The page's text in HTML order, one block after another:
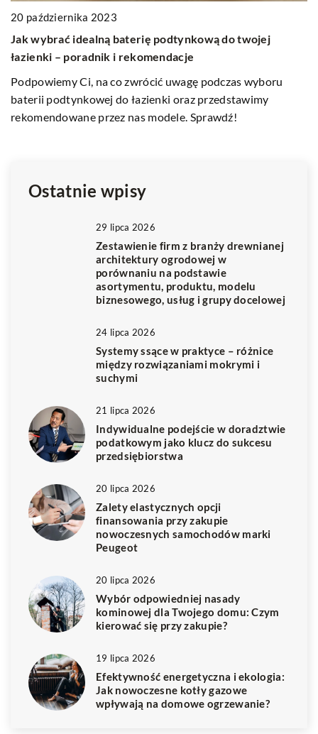
20 października 2023
Jak wybrać idealną baterię podtynkową do twojej
łazienki – poradnik i rekomendacje
Podpowiemy Ci, na co zwrócić uwagę podczas wyboru
baterii podtynkowej do łazienki oraz przedstawimy
rekomendowane przez nas modele. Sprawdź!
Ostatnie wpisy
29 lipca 2026
Zestawienie firm z branży drewnianej
architektury ogrodowej w
porównaniu na podstawie
asortymentu, produktu, modelu
biznesowego, usług i grupy docelowej
24 lipca 2026
Systemy ssące w praktyce – różnice
między rozwiązaniami mokrymi i
suchymi
21 lipca 2026
Indywidualne podejście w doradztwie
podatkowym jako klucz do sukcesu
przedsiębiorstwa
20 lipca 2026
Zalety elastycznych opcji
finansowania przy zakupie
nowoczesnych samochodów marki
Peugeot
20 lipca 2026
Wybór odpowiedniej nasady
kominowej dla Twojego domu: Czym
kierować się przy zakupie?
19 lipca 2026
Efektywność energetyczna i ekologia:
Jak nowoczesne kotły gazowe
wpływają na domowe ogrzewanie?